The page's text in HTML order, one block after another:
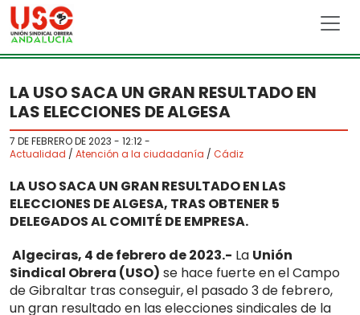
Skip to main content
LA USO SACA UN GRAN RESULTADO EN
LAS ELECCIONES DE ALGESA
7 DE FEBRERO DE 2023 - 12:12-
Actualidad / Atención a la ciudadanía / Cádiz
LA USO SACA UN GRAN RESULTADO EN LAS
ELECCIONES DE ALGESA, TRAS OBTENER 5
DELEGADOS AL COMITÉ DE EMPRESA.
Algeciras, 4 de febrero de 2023.- La Unión
Sindical Obrera (USO) se hace fuerte en el Campo
de Gibraltar tras conseguir, el pasado 3 de febrero,
un gran resultado en las elecciones sindicales de la